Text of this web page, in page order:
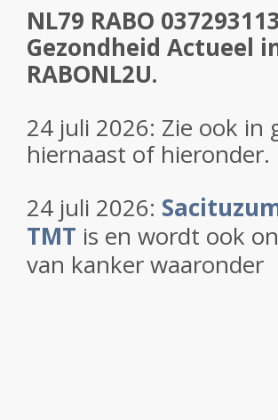
NL79 RABO
Gezondheid Actueel
RABONL2U.
24 juli 2026: Zie ook in
hiernaast of hieronder.
24 juli 2026:
TMT is en wordt ook
van kanker waaronder